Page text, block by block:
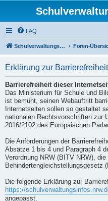
FAQ
Schulverwaltungssoftware NRW Foren-
Erklärung zur Barrierefreiheit
Barrierefreiheit dieser
Das Ministerium für Schule und
ist bemüht, seinen Webauftritt
Internetseiten sollen so gestaltet
nationalen Rechtsvorschriften zur
2016/2102 des Europäischen
Die Anforderungen der
Absätze 1 bis 4 und Paragraph 4
Verordnung NRW (BITV NRW),
Behindertengleichstellungsgesetz
Die folgende Erklärung zur
https://
angepasst.